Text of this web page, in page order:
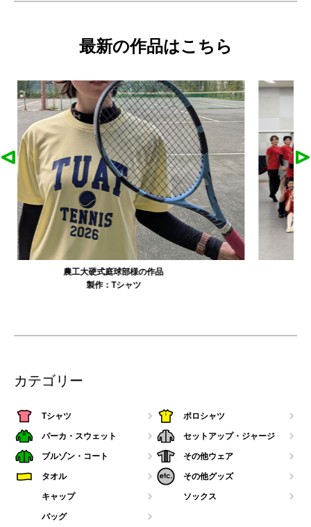
最新の作品はこちら
大寺資二バレエアカデミー様の作品
製作：
カテゴリー
Tシャツ ポロシャツ
パーカ・スウェット セットアップ・ジャージ
ブルゾン・コート その他ウェア
タオル その他グッズ
キャップ ソックス
バッグ